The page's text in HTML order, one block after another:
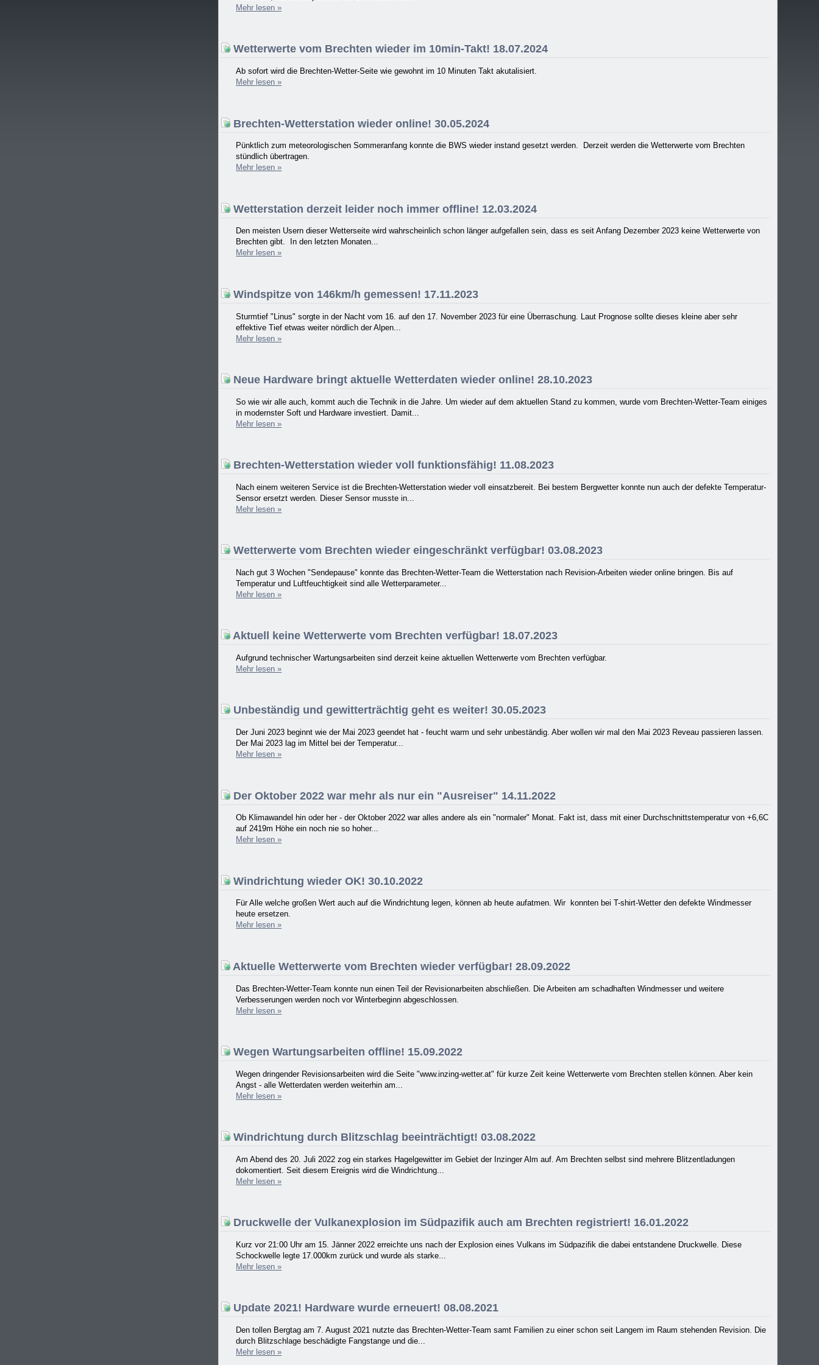
Mehr lesen »
Wetterwerte vom Brechten wieder im 10min-Takt! 18.07.2024
Ab sofort wird die Brechten-Wetter-Seite wie gewohnt im 10 Minuten Takt akutalisiert.
Mehr lesen »
Brechten-Wetterstation wieder online! 30.05.2024
Pünktlich zum meteorologischen Sommeranfang konnte die BWS wieder instand gesetzt werden. Derzeit werden die Wetterwerte vom Brechten
stündlich übertragen.
Mehr lesen »
Wetterstation derzeit leider noch immer offline! 12.03.2024
Den meisten Usern dieser Wetterseite wird wahrscheinlich schon länger aufgefallen sein, dass es seit Anfang Dezember 2023 keine Wetterwerte von
Brechten gibt. In den letzten Monaten...
Mehr lesen »
Windspitze von 146km/h gemessen! 17.11.2023
Sturmtief "Linus" sorgte in der Nacht vom 16. auf den 17. November 2023 für eine Überraschung. Laut Prognose sollte dieses kleine aber sehr
effektive Tief etwas weiter nördlich der Alpen...
Mehr lesen »
Neue Hardware bringt aktuelle Wetterdaten wieder online! 28.10.2023
So wie wir alle auch, kommt auch die Technik in die Jahre. Um wieder auf dem aktuellen Stand zu kommen, wurde vom Brechten-Wetter-Team einiges
in modernster Soft und Hardware investiert. Damit...
Mehr lesen »
Brechten-Wetterstation wieder voll funktionsfähig! 11.08.2023
Nach einem weiteren Service ist die Brechten-Wetterstation wieder voll einsatzbereit. Bei bestem Bergwetter konnte nun auch der defekte Temperatur-
Sensor ersetzt werden. Dieser Sensor musste in...
Mehr lesen »
Wetterwerte vom Brechten wieder eingeschränkt verfügbar! 03.08.2023
Nach gut 3 Wochen "Sendepause" konnte das Brechten-Wetter-Team die Wetterstation nach Revision-Arbeiten wieder online bringen. Bis auf
Temperatur und Luftfeuchtigkeit sind alle Wetterparameter...
Mehr lesen »
Aktuell keine Wetterwerte vom Brechten verfügbar! 18.07.2023
Aufgrund technischer Wartungsarbeiten sind derzeit keine aktuellen Wetterwerte vom Brechten verfügbar.
Mehr lesen »
Unbeständig und gewitterträchtig geht es weiter! 30.05.2023
Der Juni 2023 beginnt wie der Mai 2023 geendet hat - feucht warm und sehr unbeständig. Aber wollen wir mal den Mai 2023 Reveau passieren lassen.
Der Mai 2023 lag im Mittel bei der Temperatur...
Mehr lesen »
Der Oktober 2022 war mehr als nur ein "Ausreiser" 14.11.2022
Ob Klimawandel hin oder her - der Oktober 2022 war alles andere als ein "normaler" Monat. Fakt ist, dass mit einer Durchschnittstemperatur von +6,6C
auf 2419m Höhe ein noch nie so hoher...
Mehr lesen »
Windrichtung wieder OK! 30.10.2022
Für Alle welche großen Wert auch auf die Windrichtung legen, können ab heute aufatmen. Wir konnten bei T-shirt-Wetter den defekte Windmesser
heute ersetzen.
Mehr lesen »
Aktuelle Wetterwerte vom Brechten wieder verfügbar! 28.09.2022
Das Brechten-Wetter-Team konnte nun einen Teil der Revisionarbeiten abschließen. Die Arbeiten am schadhaften Windmesser und weitere
Verbesserungen werden noch vor Winterbeginn abgeschlossen.
Mehr lesen »
Wegen Wartungsarbeiten offline! 15.09.2022
Wegen dringender Revisionsarbeiten wird die Seite "www.inzing-wetter.at" für kurze Zeit keine Wetterwerte vom Brechten stellen können. Aber kein
Angst - alle Wetterdaten werden weiterhin am...
Mehr lesen »
Windrichtung durch Blitzschlag beeinträchtigt! 03.08.2022
Am Abend des 20. Juli 2022 zog ein starkes Hagelgewitter im Gebiet der Inzinger Alm auf. Am Brechten selbst sind mehrere Blitzentladungen
dokomentiert. Seit diesem Ereignis wird die Windrichtung...
Mehr lesen »
Druckwelle der Vulkanexplosion im Südpazifik auch am Brechten registriert! 16.01.2022
Kurz vor 21:00 Uhr am 15. Jänner 2022 erreichte uns nach der Explosion eines Vulkans im Südpazifik die dabei entstandene Druckwelle. Diese
Schockwelle legte 17.000km zurück und wurde als starke...
Mehr lesen »
Update 2021! Hardware wurde erneuert! 08.08.2021
Den tollen Bergtag am 7. August 2021 nutzte das Brechten-Wetter-Team samt Familien zu einer schon seit Langem im Raum stehenden Revision. Die
durch Blitzschlage beschädigte Fangstange und die...
Mehr lesen »